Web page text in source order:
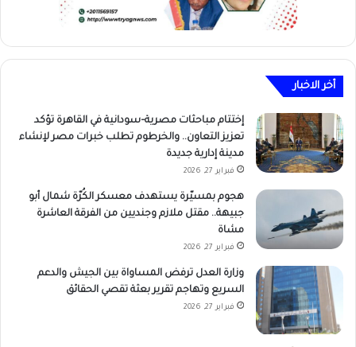
أخر الاخبار
إختتام مباحثات مصرية–سودانية في القاهرة تؤكد
تعزيز التعاون.. والخرطوم تطلب خبرات مصر لإنشاء
مدينة إدارية جديدة
فبراير 27, 2026
هجوم بمسيّرة يستهدف معسكر الكُرّة شمال أبو
جبيهة.. مقتل ملازم وجنديين من الفرقة العاشرة
مشاة
فبراير 27, 2026
وزارة العدل ترفض المساواة بين الجيش والدعم
السريع وتهاجم تقرير بعثة تقصي الحقائق
فبراير 27, 2026